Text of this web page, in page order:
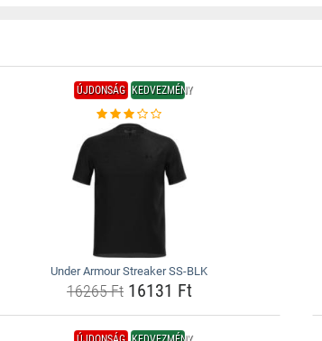
ÚJDONSÁG KEDVEZMÉNY
Under Armour Streaker SS-BLK
16265 Ft16131 Ft